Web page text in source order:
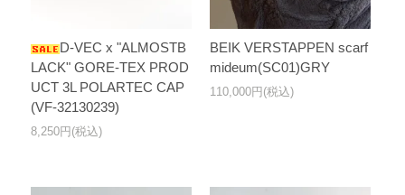
D-VEC x "ALMOSTB
LACK" GORE-TEX PROD
UCT 3L POLARTEC CAP
(VF-32130239)
8,250円(税込)
BEIK VERSTAPPEN scarf
mideum(SC01)GRY
110,000円(税込)